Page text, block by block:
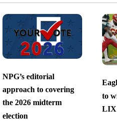
NPG’s editorial
approach to covering
the 2026 midterm
election
to
LIX